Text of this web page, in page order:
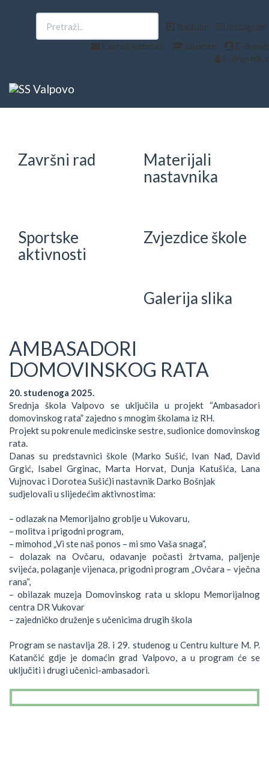
Youtube
Instagram
Carnet webmail
Loomen
E-
E-dnevnik
Upisi EU projekti
e-Škole
Završni rad
Materijali
nastavnika
Sportske
aktivnosti
Zvjezdice škole
Galerija slika
AMBASADORI
DOMOVINSKOG RATA
20. studenoga 2025.
Srednja škola Valpovo se uključila u projekt “Ambasadori
domovinskog rata” zajedno s mnogim školama iz RH.
Projekt su pokrenule medicinske sestre, sudionice domovinskog
rata.
Danas su predstavnici škole (Marko Sušić, Ivan Nađ, David
Grgić, Isabel Grginac, Marta Horvat, Dunja Katušića, Lana
Vujnovac i Dorotea Sušić)i nastavnik Darko Bošnjak
sudjelovali u slijedećim aktivnostima:
– odlazak na Memorijalno groblje u Vukovaru,
– molitva i prigodni program,
– mimohod „Vi ste naš ponos – mi smo Vaša snaga”,
– dolazak na Ovčaru, odavanje počasti žrtvama, paljenje
svijeća, polaganje vijenaca, prigodni program „Ovčara – vječna
rana“,
– obilazak muzeja Domovinskog rata u sklopu Memorijalnog
centra DR Vukovar
– zajedničko druženje s učenicima drugih škola
Program se nastavlja 28. i 29. studenog u Centru kulture M. P.
Katančić gdje je domaćin grad Valpovo, a u program će se
uključiti i drugi učenici-ambasadori.